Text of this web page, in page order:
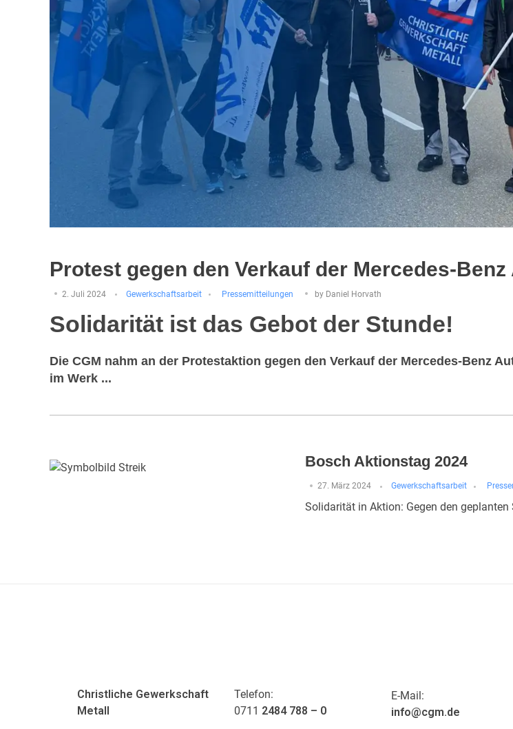
Protest gegen den Verkauf der Mercedes-
2. Juli 2024 Gewerkschaftsarbeit Pressemitteilungen by Daniel Horvath
Solidarität ist das Gebot der Stunde!
Die CGM nahm an der Protestaktion gegen den Verkauf der Mercedes-Benz
im Werk ...
Bosch Aktionstag 2024
27. März 2024 Gewerkschaftsarbeit
Solidarität in Aktion: Gegen den geplanten
Christliche Gewerkschaft
Metall
Telefon:
0711 2484 788 – 0
E-Mail:
info@cgm.de